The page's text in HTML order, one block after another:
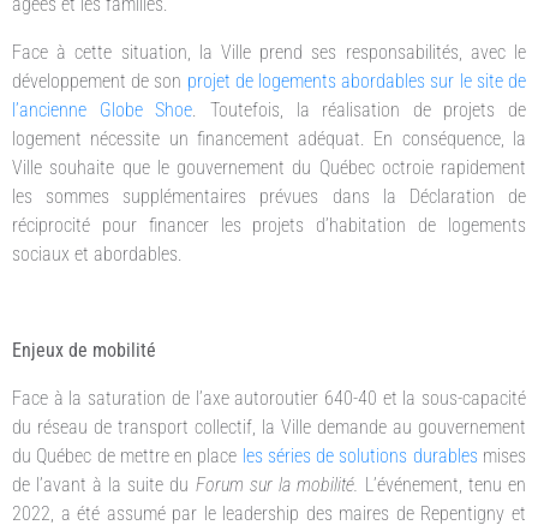
Face à cette situation, la Ville prend ses responsabilités, avec le
développement de son projet de logements abordables sur le site de
l’ancienne Globe Shoe . Toutefois, la réalisation de projets de
logement nécessite un financement adéquat. En conséquence, la
Ville souhaite que le gouvernement du Québec octroie rapidement
les sommes supplémentaires prévues dans la Déclaration de
réciprocité pour financer les projets d’habitation de logements
sociaux et abordables.
Enjeux de mobilité
Face à la saturation de l’axe autoroutier 640-40 et la sous-capacité
du réseau de transport collectif, la Ville demande au gouvernement
du Québec de mettre en place les séries de solutions durablesmises
de l’avant à la suite du Forum sur la mobilité. L’événement, tenu en
2022, a été assumé par le leadership des maires de Repentigny et